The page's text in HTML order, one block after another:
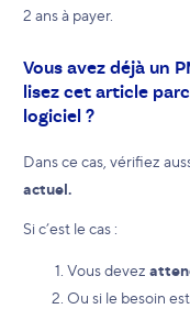
2 ans à payer.
Vous avez déjà un
lisez cet article
logiciel ?
Dans ce cas, vérifiez
actuel.
Si c’est le cas :
Vous devez
Ou si le besoin